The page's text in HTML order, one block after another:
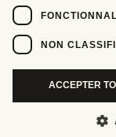
NON
ACCEPTER